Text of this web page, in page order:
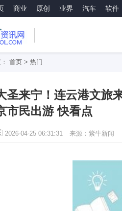
商业 原创 业界 汽车 软件
首页 > 热门
圣来宁！连云港文旅
市民出游 快看点
2026-04-25 06:31:31 来源：紫牛新闻